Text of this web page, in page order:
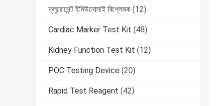
ফ্লুরোসেন্ট ইমিউনোসাই বিশ্লেষক (12)
Cardiac Marker Test Kit (48)
Kidney Function Test Kit (12)
POC Testing Device (20)
Rapid Test Reagent (42)